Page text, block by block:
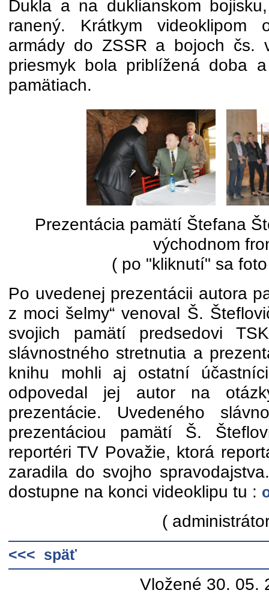
Dukla a na duklianskom
ranený. Krátkym videoklipom
armády do ZSSR a bojoch čs.
priesmyk bola priblížená doba
pamätiach.
Prezentácia pamätí Štefana
východnom
( po "kliknutí" sa
Po uvedenej prezentácii autora
z moci šelmy“ venoval Š.
svojich pamätí predsedovi
slávnostného stretnutia a
knihu mohli aj ostatní
odpovedal jej autor na
prezentácie. Uvedeného
prezentáciou pamätí Š.
reportéri TV Považie, ktorá
zaradila do svojho
dostupne na konci videoklipu tu :
(
<<< späť
Vložené 30. 05.